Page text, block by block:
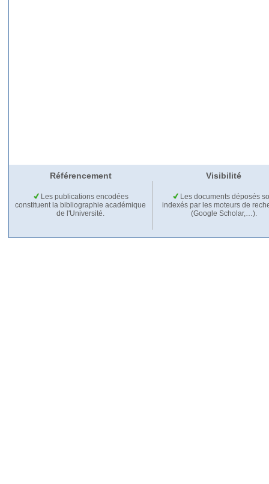
Référencement Visibilité
Les publications encodées
constituent la bibliographie académique
de l'Université.
Les documents déposés
indexés par les moteurs de
(Google Scholar,…).